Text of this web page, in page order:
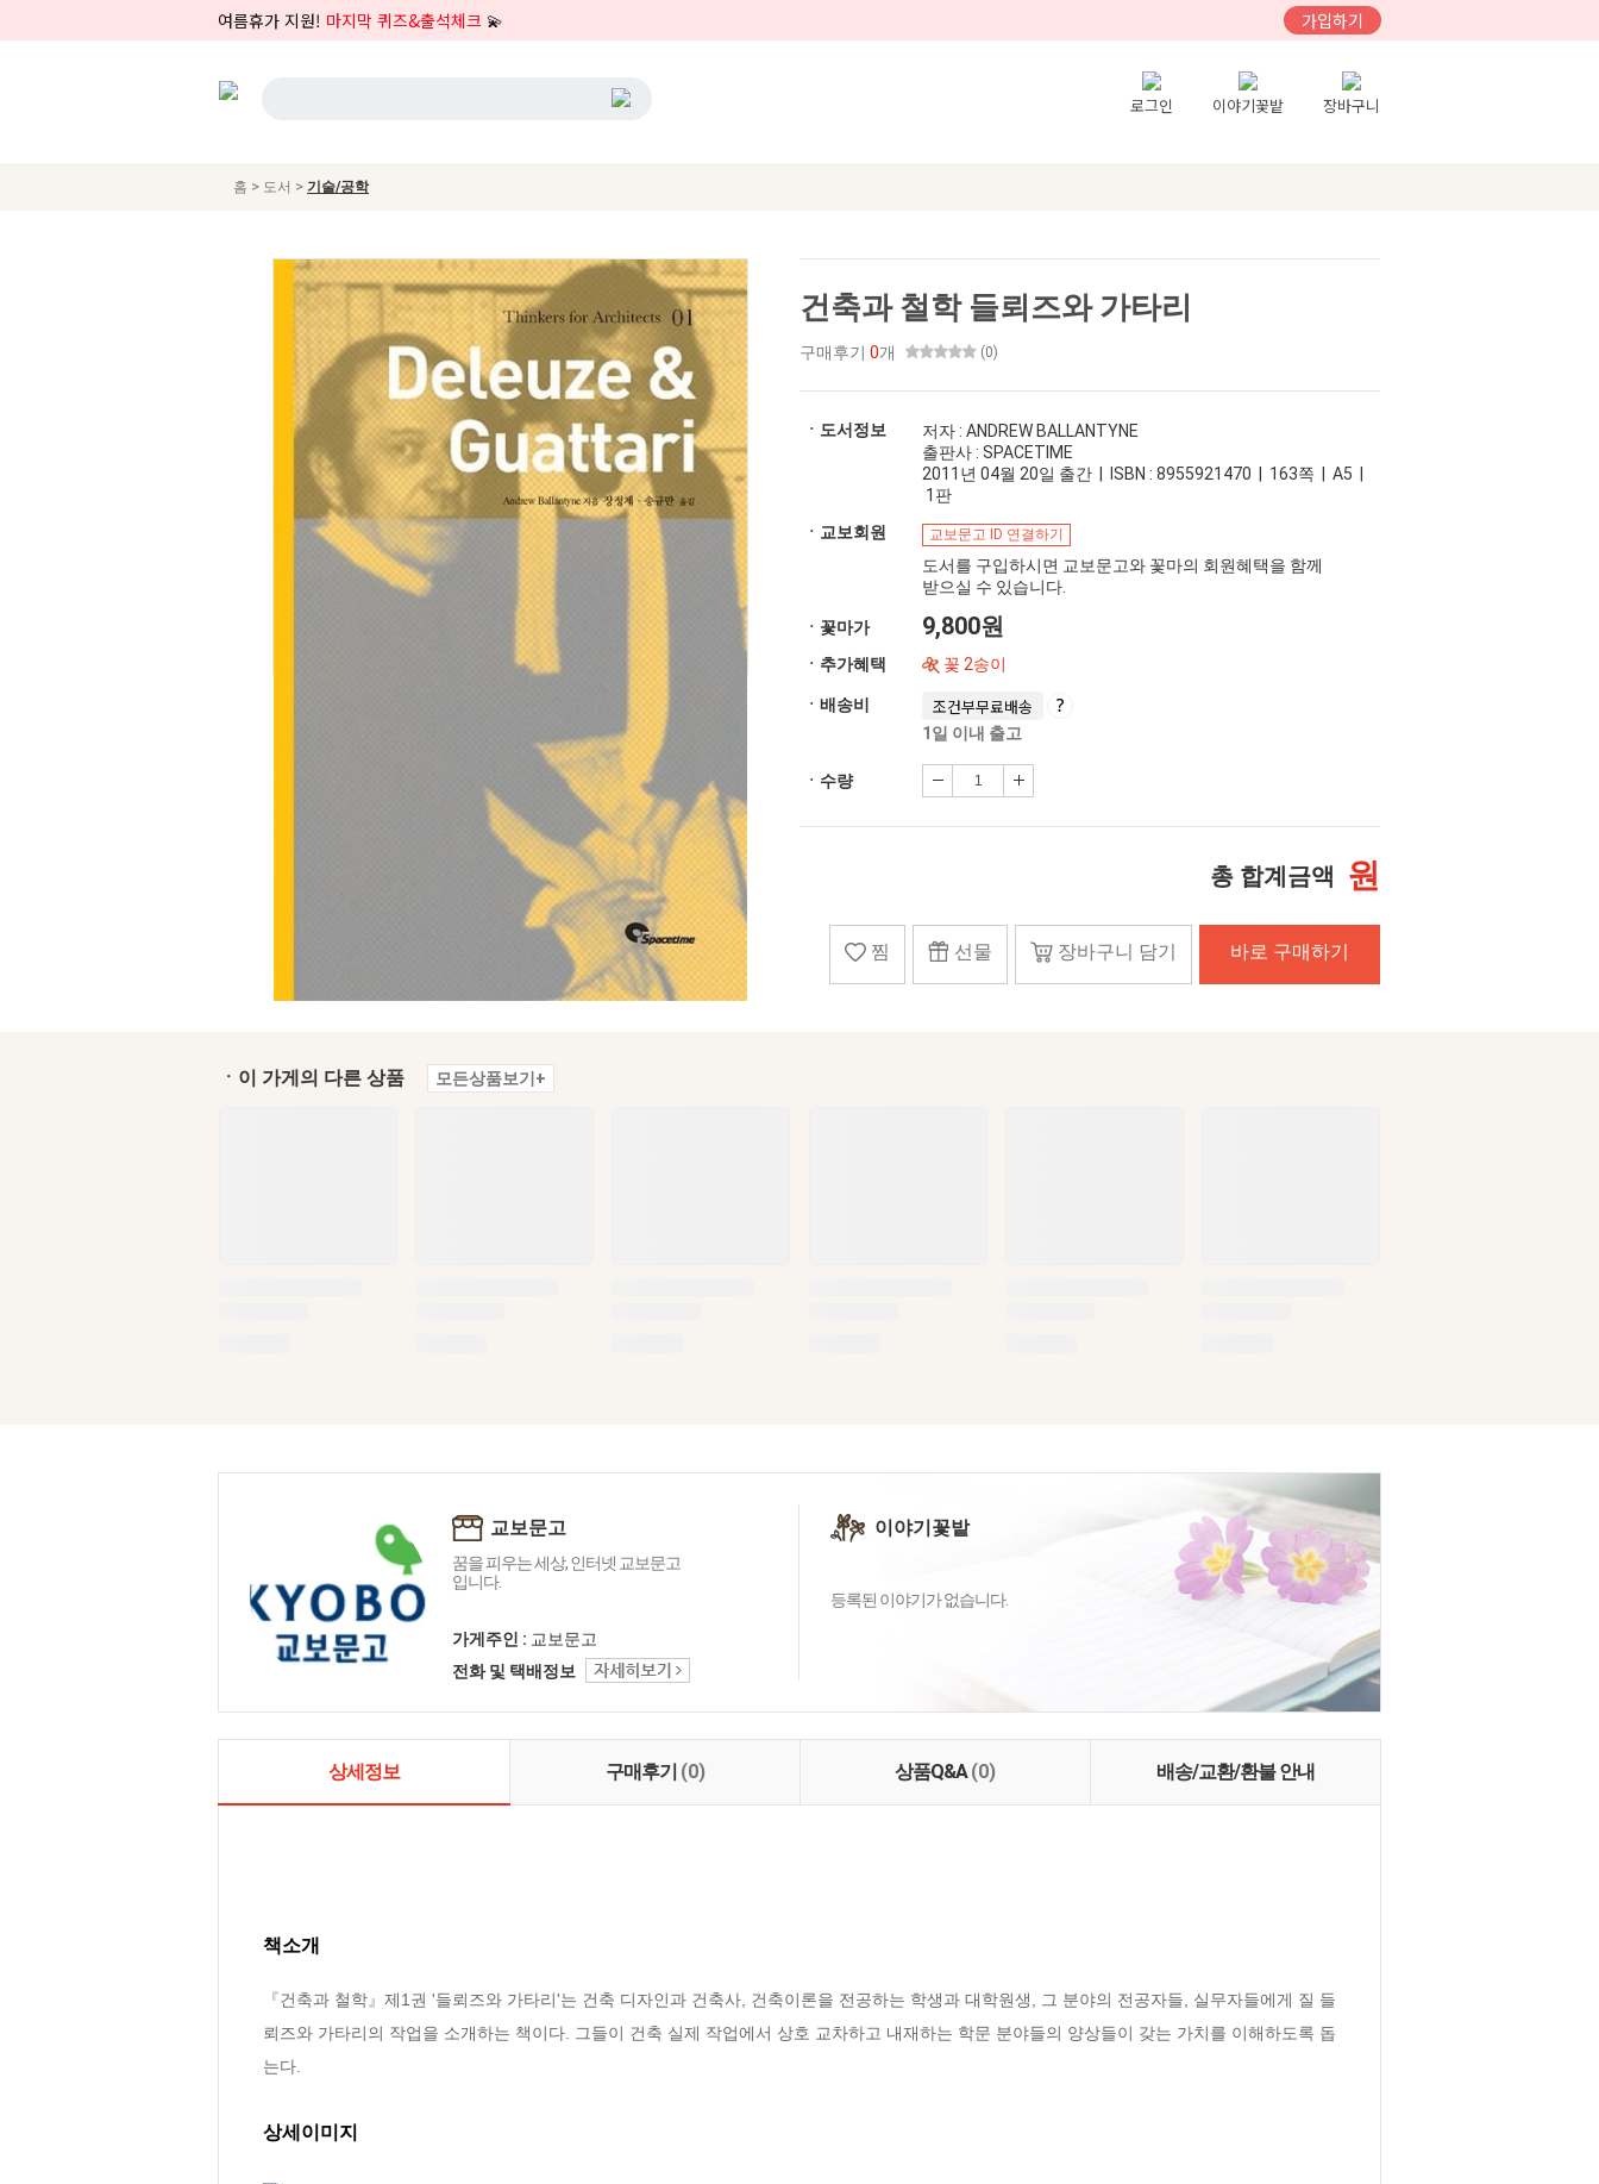
여름휴가 지원! 마지막 퀴즈&출석체크 💫 가입하기
로그인 이야기꽃밭 장바구니
홈 > 도서 > 기술/공학
건축과 철학 들뢰즈와 가타리
구매후기 0개 (0)
ㆍ도서정보
저자 : ANDREW BALLANTYNE
출판사 : SPACETIME
2011년 04월 20일 출간 | ISBN : 8955921470 | 163쪽 | A5 |
1판
ㆍ교보회원
교보문고 ID 연결하기
도서를 구입하시면 교보문고와 꽃마의 회원혜택을 함께
받으실 수 있습니다.
ㆍ꽃마가 9,800원
ㆍ추가혜택 꽃 2송이
ㆍ배송비 조건부무료배송
1일 이내 출고
ㆍ수량
총 합계금액 원
찜 선물 장바구니 담기 바로 구매하기
ㆍ이 가게의 다른 상품 모든상품보기+
교보문고
꿈을 피우는 세상, 인터넷 교보문고
입니다.
가게주인 : 교보문고
전화 및 택배정보
이야기꽃밭
등록된 이야기가 없습니다.
상세정보 구매후기 (0) 상품Q&A(0) 배송/교환/환불 안내
책소개
『건축과 철학』제1권 '들뢰즈와 가타리'는 건축 디자인과 건축사, 건축이론을 전공하는 학생과 대학원생, 그 분야의 전공자들, 실무자들에게 질 들
뢰즈와 가타리의 작업을 소개하는 책이다. 그들이 건축 실제 작업에서 상호 교차하고 내재하는 학문 분야들의 양상들이 갖는 가치를 이해하도록 돕
는다.
상세이미지